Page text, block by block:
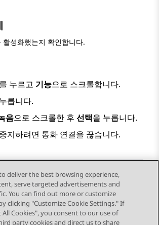
활성화했는지 확인합니다.
를 누르고 기능으로 스크롤합니다.
릅니다.
음으로 스크롤한 후 선택을 누릅니다.
지하려면 통화 연결을 끊습니다.
deliver the best browsing experience,
serve targeted advertisements and
You can find out more or customize
clicking "Customize Cookie Settings." If
All Cookies", you consent to our use of
party cookies and direct us to share